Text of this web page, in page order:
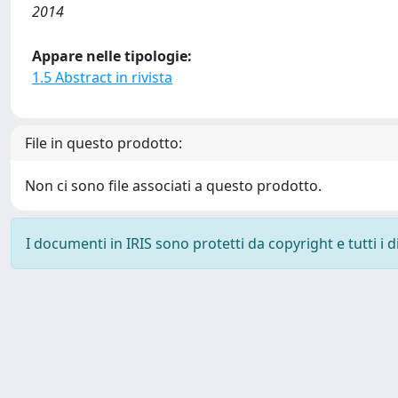
2014
Appare nelle tipologie:
1.5 Abstract in rivista
File in questo prodotto:
Non ci sono file associati a questo prodotto.
I documenti in IRIS sono protetti da copyright e tutti i